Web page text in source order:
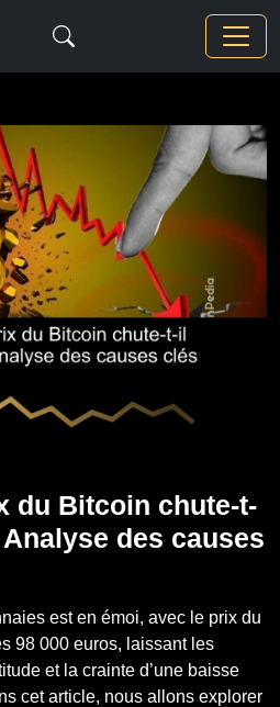
du Bitcoin chute-t-
des causes
est en émoi, avec le prix du
98 000 euros, laissant les
et la crainte d’une baisse
cet article, nous allons explorer